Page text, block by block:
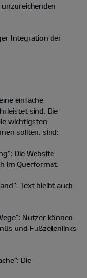
unzureichenden
Integration der
einfache
sind. Die
wichtigsten
sollten, sind:
Die Website
im Querformat.
Text bleibt auch
Nutzer können
und Fußzeilenlinks
Die